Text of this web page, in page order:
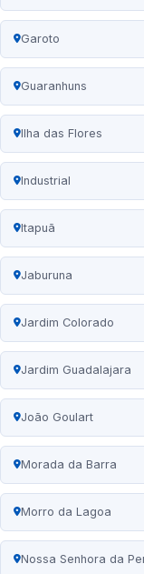
Garoto
Guaranhuns
Ilha das Flores
Industrial
Itapuã
Jaburuna
Jardim Colorado
Jardim Guadalajara
João Goulart
Morada da Barra
Morro da Lagoa
Nossa Senhora da